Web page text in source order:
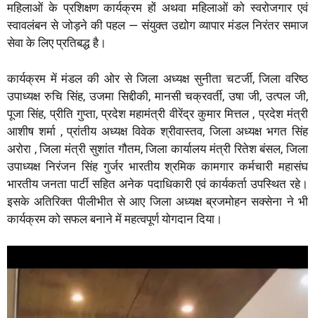
महिलाओं के प्रशिक्षण कार्यक्रम हों अथवा महिलाओं को स्वरोजगार एवं
स्वावलंबन से जोड़ने की पहल — संयुक्त उद्योग व्यापार मंडल निरंतर समाज
सेवा के लिए प्रतिबद्ध है।
कार्यक्रम में मंडल की ओर से जिला अध्यक्ष सुनीता चटर्जी, जिला वरिष्ठ
उपाध्यक्ष रुचि सिंह, उजमा सिद्दीकी, मानसी चक्रवर्ती, उषा जी, उत्पल जी,
पूजा सिंह, प्रीति गुप्ता, प्रदेश महामंत्री वीरेंद्र कुमार मित्तल , प्रदेश मंत्री
आशीष शर्मा , प्रांतीय अध्यक्ष विवेक श्रीवास्तव, जिला अध्यक्ष भगत सिंह
अरोरा , जिला मंत्री सुशांत गौतम, जिला कार्यालय मंत्री रितेश बंसल, जिला
उपाध्यक्ष निरंजन सिंह गुर्जर भारतीय श्रमिक कामगार कर्मचारी महासंघ
भारतीय जनता पार्टी सहित अनेक पदाधिकारी एवं कार्यकर्ता उपस्थित रहे।
इसके अतिरिक्त पीलीभीत से आए जिला अध्यक्ष ब्रजमोहन सक्सेना ने भी
कार्यक्रम को सफल बनाने में महत्वपूर्ण योगदान दिया।